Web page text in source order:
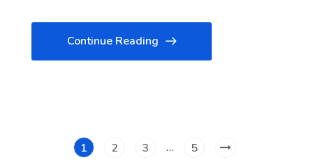
Continue Reading
1 2 3 … 5